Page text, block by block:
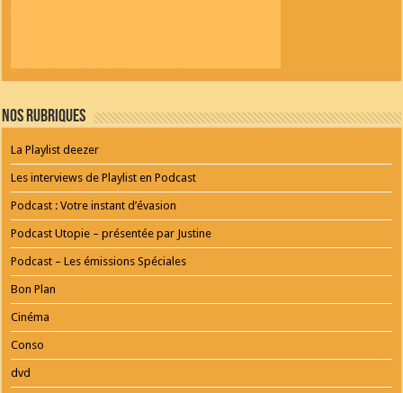
Nos Rubriques
La Playlist deezer
Les interviews de Playlist en Podcast
Podcast : Votre instant d’évasion
Podcast Utopie – présentée par Justine
Podcast – Les émissions Spéciales
Bon Plan
Cinéma
Conso
dvd